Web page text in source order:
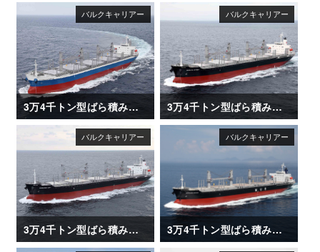
3万4千トン型ばら積み運搬船「ANDREA ENTERPRISE」 3万4千トン型ばら積み運搬船「NARUTO STRAIT」
3万4千トン型ばら積み運搬船「NANAIMO BAY」 3万4千トン型ばら積み運搬船「AFRICAN HERON」